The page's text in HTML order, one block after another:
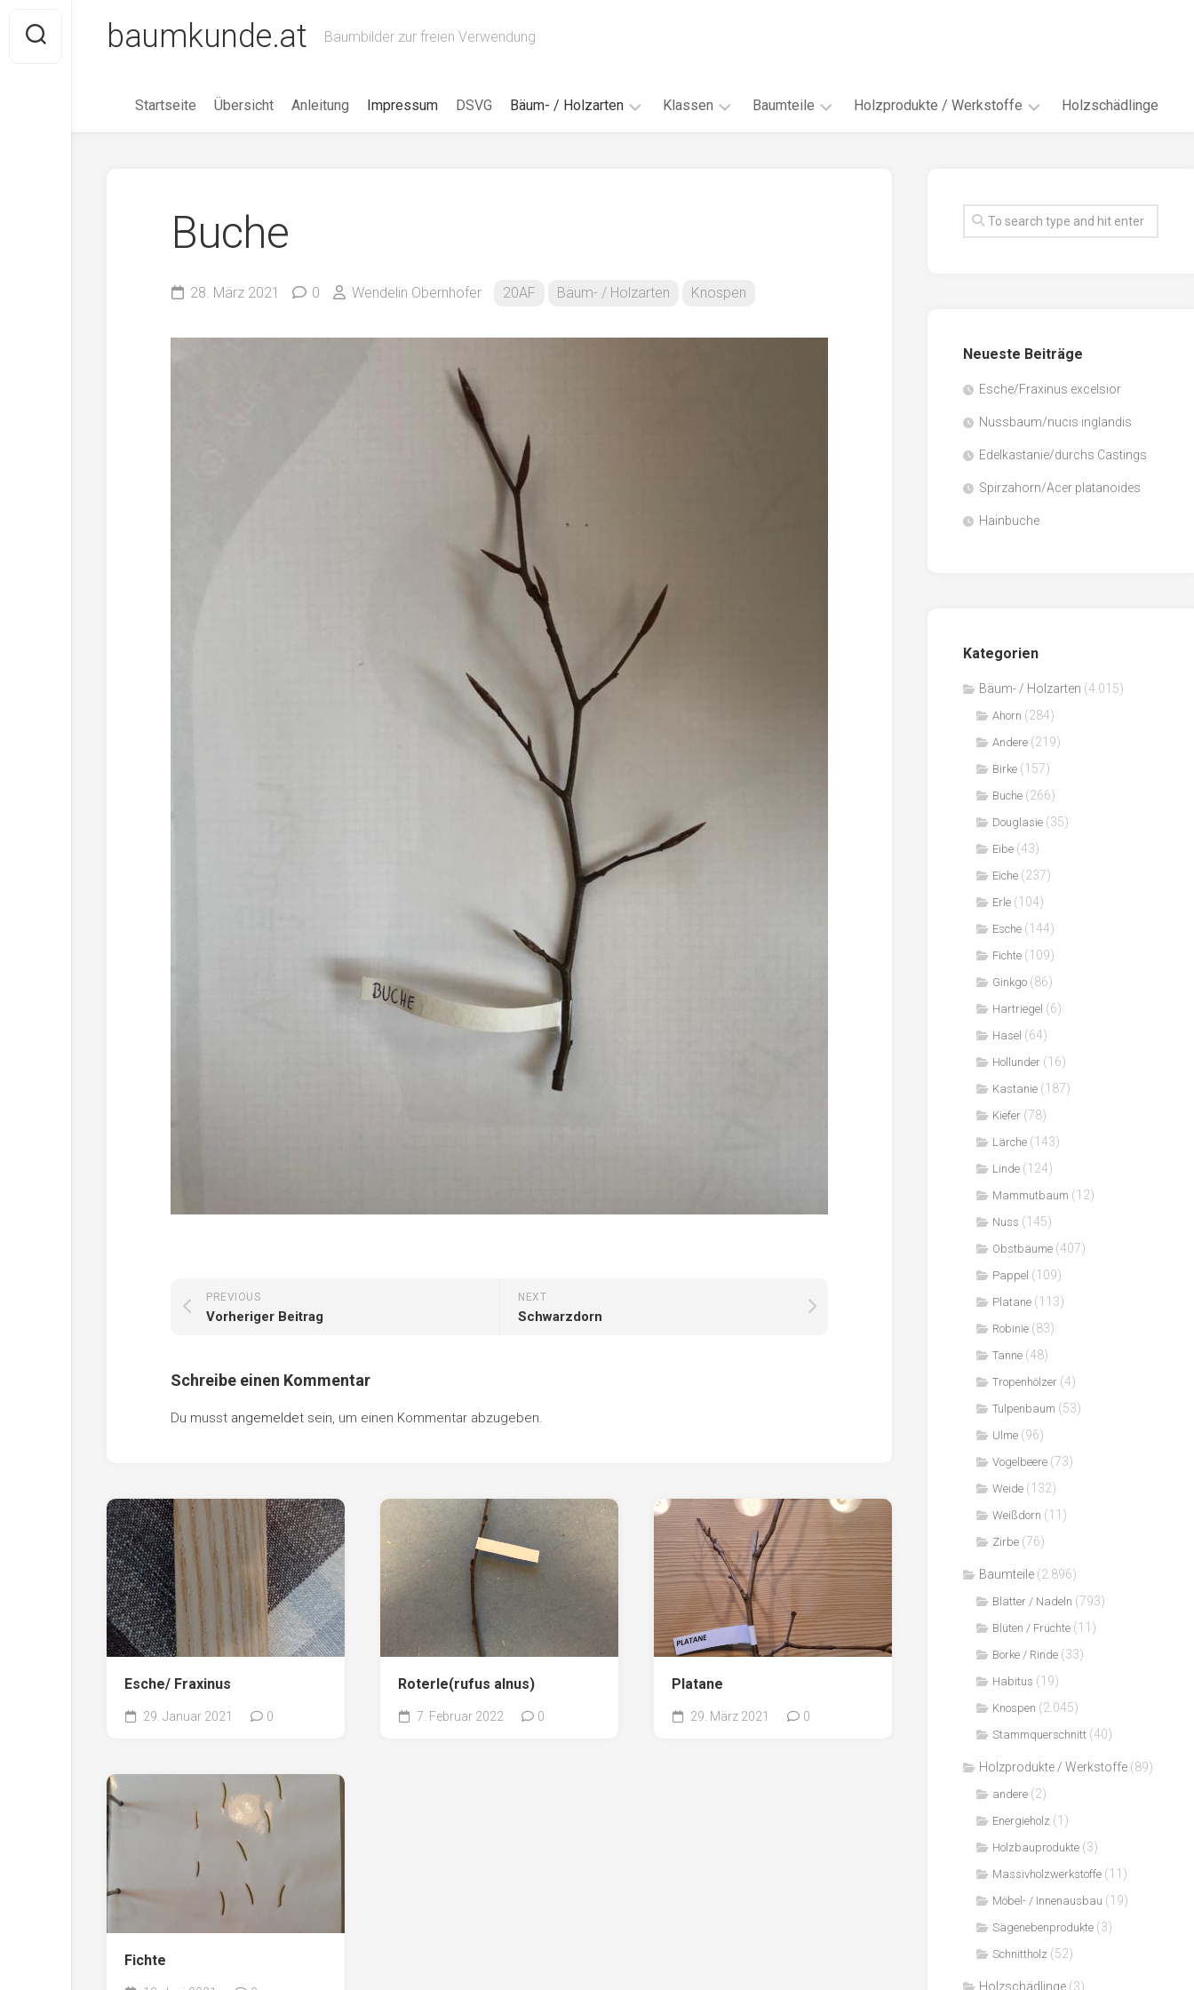
content
baumkunde.at Baumbilder zur freien Verwendung
Startseite Übersicht Anleitung Impressum DSVG Bäum- / Holzarten
Eibe
Esche
Fichte
Hartriegel
Hollunder
Kastanie
Kiefer
Lärche
Mammutbaum
Nuss
Pappel
Platane
Robinie
Tulpenbaum
Ulme
Vogelbeere
Weide
Weißdorn
Zirbe
Klassen
18AH
Baumteile Holzprodukte / Werkstoffe
Faserwerkstoffe
Sägenebenprodukte
Holzschädlinge
Buche
28. März 2021 0 Wendelin Obernhofer 20AF Bäum- / Holzarten Knospen
NEXT
Schwarzdorn
PREVIOUS
Vorheriger Beitrag
Schreibe einen Kommentar
Du musst angemeldet sein, um einen Kommentar abzugeben.
Esche/ Fraxinus
29. Januar 2021 0
Roterle(rufus alnus)
7. Februar 2022 0
Platane
29. März 2021 0
Fichte
Neueste Beiträge
Esche/Fraxinus excelsior
Nussbaum/nucis inglandis
Edelkastanie/durchs Castings
Spirzahorn/Acer platanoides
Hainbuche
Kategorien
Bäum- / Holzarten (4.015)
Ahorn (284)
Andere (219)
Birke (157)
Buche (266)
Douglasie (35)
Eibe (43)
Eiche (237)
Erle (104)
Esche (144)
Fichte (109)
Ginkgo (86)
Hartriegel (6)
Hasel (64)
Hollunder (16)
Kastanie (187)
Kiefer (78)
Lärche (143)
Linde (124)
Mammutbaum (12)
Nuss (145)
Obstbäume (407)
Pappel (109)
Platane (113)
Robinie (83)
Tanne (48)
Tropenhölzer (4)
Tulpenbaum (53)
Ulme (96)
Vogelbeere (73)
Weide (132)
Weißdorn (11)
Zirbe (76)
Baumteile (2.896)
Blätter / Nadeln (793)
Blüten / Früchte (11)
Borke / Rinde (33)
Habitus (19)
Knospen (2.045)
Stammquerschnitt (40)
Holzprodukte / Werkstoffe (89)
andere (2)
Energieholz (1)
Holzbauprodukte (3)
Massivholzwerkstoffe (11)
Möbel- / Innenausbau (19)
Sägenebenprodukte (3)
Schnittholz (52)
Holzschädlinge (3)